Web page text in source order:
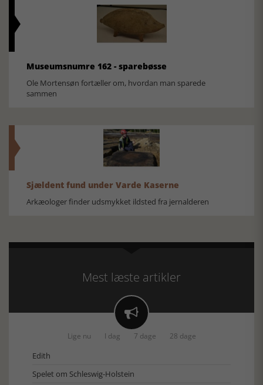
Museumsnumre 162 - sparebøsse
Ole Mortensøn fortæller om, hvordan man sparede
sammen
Sjældent fund under Varde Kaserne
Arkæologer finder udsmykket ildsted fra jernalderen
Mest læste artikler

Lige nu I dag 7 dage 28 dage
Edith
Spelet om Schleswig-Holstein